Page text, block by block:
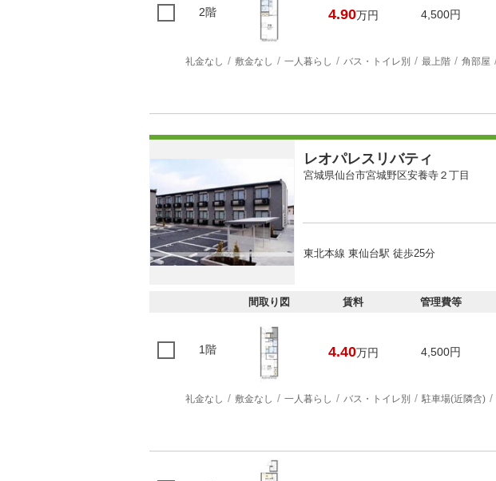
2階 4.90万円 4,500円
礼金なし 敷金なし 一人暮らし バス・トイレ別 最上階 角部屋
レオパレスリバティ
宮城県仙台市宮城野区安養寺２丁目
東北本線 東仙台駅 徒歩25分
間取り図 賃料 管理費等
1階 4.40万円 4,500円
礼金なし 敷金なし 一人暮らし バス・トイレ別 駐車場(近隣含)